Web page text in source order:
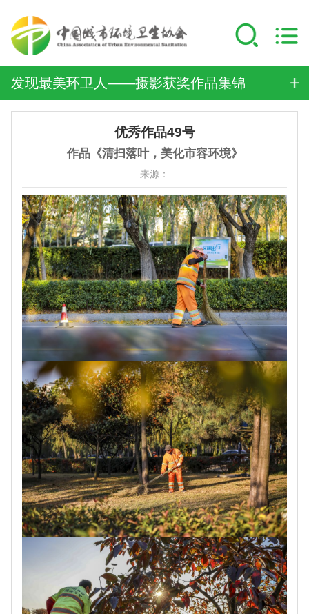
发现最美环卫人——摄影获奖作品集锦
优秀作品49号
作品《清扫落叶，美化市容环境》
来源：